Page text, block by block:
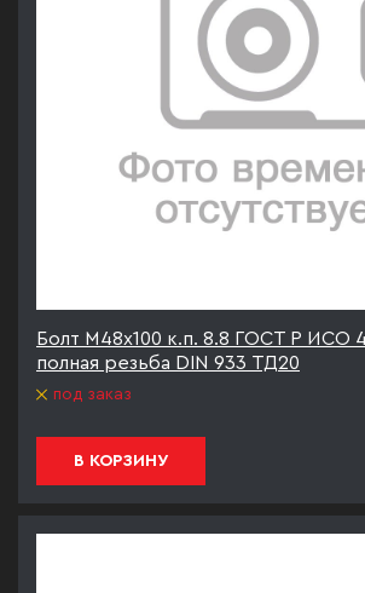
Болт М48х100 к.п. 8.8 ГОСТ Р ИСО
полная резьба DIN 933 ТД20
под заказ
В КОРЗИНУ